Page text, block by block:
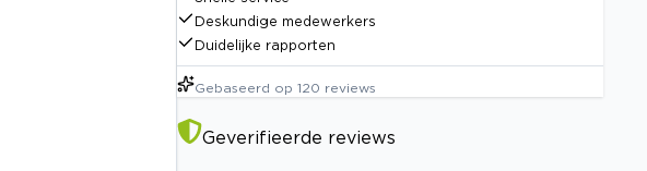
Deskundige medewerkers
Duidelijke rapporten
Gebaseerd op 120 reviews
Geverifieerde reviews